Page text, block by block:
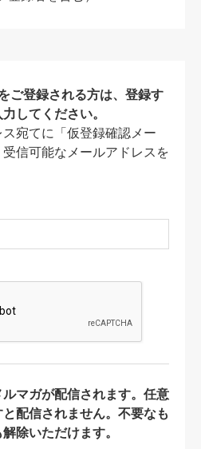
ご登録される方は、登録す
してください。
宛てに「仮登録確認メー
信可能なメールアドレスを
マガが配信されます。任意
配信されません。不要なも
除いただけます。